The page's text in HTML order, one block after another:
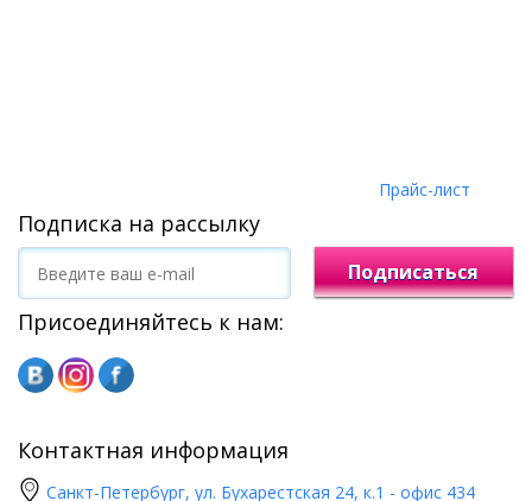
Прайс-лист
Подписка на рассылку
Подписаться
Присоединяйтесь к нам:
Контактная информация
Санкт-Петербург, ул. Бухарестская 24, к.1 - офис 434